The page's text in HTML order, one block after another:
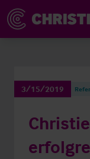
3/15/2019